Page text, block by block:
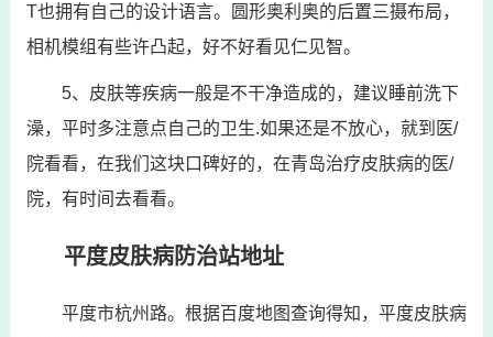
T也拥有自己的设计语言。圆形奥利奥的后置三摄布局，
相机模组有些许凸起，好不好看见仁见智。
5、皮肤等疾病一般是不干净造成的，建议睡前洗下
澡，平时多注意点自己的卫生.如果还是不放心，就到医/
院看看，在我们这块口碑好的，在青岛治疗皮肤病的医/
院，有时间去看看。
平度皮肤病防治站地址
平度市杭州路。根据百度地图查询得知，平度皮肤病